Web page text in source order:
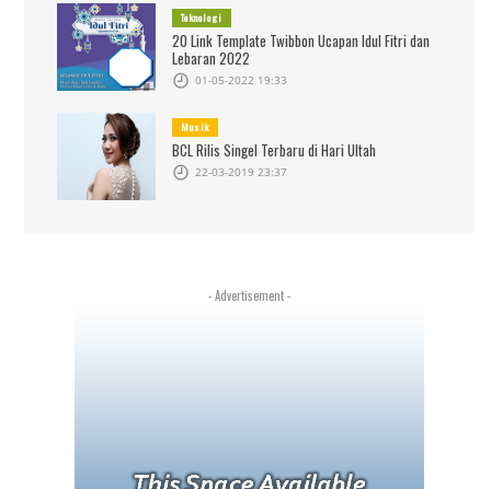
Teknologi
20 Link Template Twibbon Ucapan Idul Fitri dan
Lebaran 2022
01-05-2022 19:33
Musik
BCL Rilis Singel Terbaru di Hari Ultah
22-03-2019 23:37
- Advertisement -